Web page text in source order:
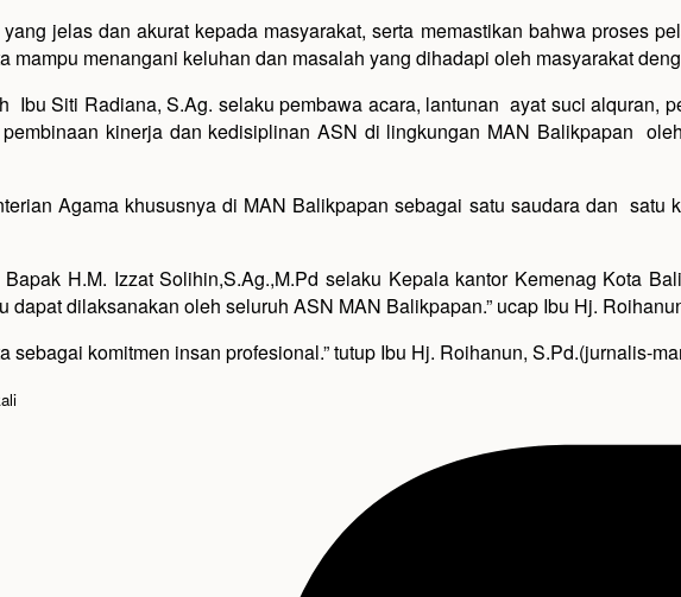
jelas dan akurat kepada masyarakat, serta memastikan bahwa proses
mampu menangani keluhan dan masalah yang dihadapi oleh masyarakat
Ibu Siti Radiana, S.Ag. selaku pembawa acara, lantunan ayat suci alquran,
kinerja dan kedisiplinan ASN di lingkungan MAN Balikpapan
Agama khususnya di MAN Balikpapan sebagai satu saudara dan satu
H.M. Izzat Solihin,S.Ag.,M.Pd selaku Kepala kantor Kemenag Kota
dilaksanakan oleh seluruh ASN MAN Balikpapan.” ucap Ibu Hj.
sebagai komitmen insan profesional.” tutup Ibu Hj. Roihanun, S.Pd.(jurnalis-